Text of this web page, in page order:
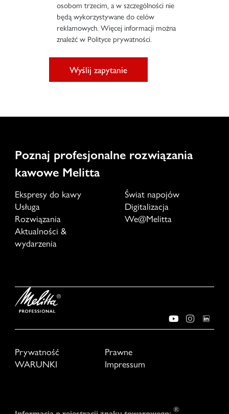
osobom trzecim, a w szczególności nie
będą wykorzystywane do celów
reklamowych. Więcej informacji można
znaleźć w Polityce prywatności.
Wyślij zapytanie
Poznaj profesjonalne rozwiązania
kawowe Melitta
Ekspresy do kawy
Świat napojów
Usługa
Digitalizacja
Rozwiązania
We@Melitta
Aktualności &
wydarzenia
Prywatność
Prawne
WARUNKI
Impressum
®